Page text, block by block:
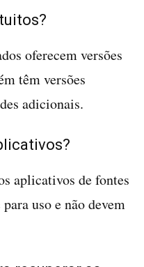
oferecem versões
têm versões
adicionais.
aplicativos de fontes
uso e não devem